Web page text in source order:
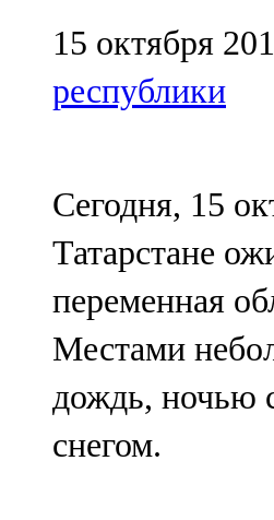
71,51 FM
Кукмара
107,9 FM
102,1 FM
Мамадыш
106,2 FM
Минзәлә
107,3 FM
Мөслим
15 октября
республики
Сегодня, 15
Татарстане
переменная
Местами
дождь, ночью
снегом.